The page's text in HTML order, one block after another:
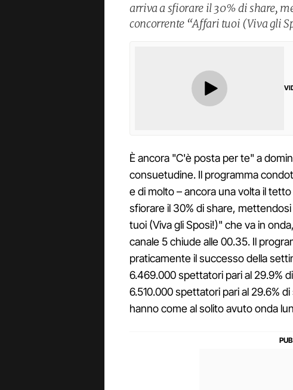
arriva a sfiorare il 30% di share,
concorrente “Affari tuoi (Viva gli
È ancora "C'è posta per te" a
consuetudine. Il programma
e di molto – ancora una volta il
sfiorare il 30% di share,
tuoi (Viva gli Sposi!)" che va in
canale 5 chiude alle 00.35. Il
praticamente il successo della
6.469.000 spettatori pari al 29.9%
6.510.000 spettatori pari al 29.6%
hanno come al solito avuto onda